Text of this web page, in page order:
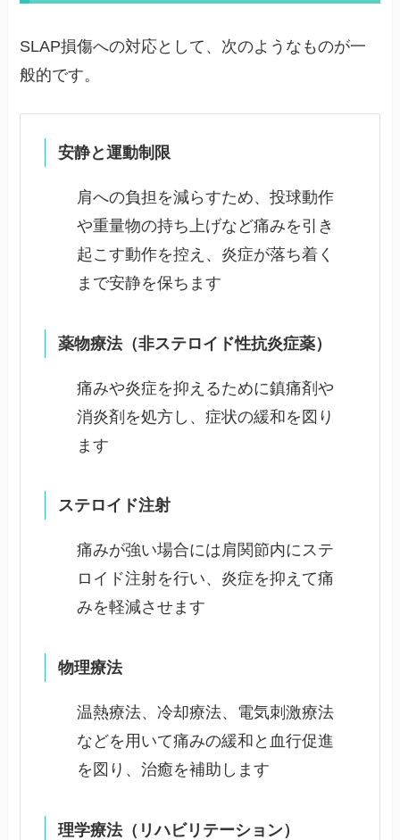
SLAP損傷への対応として、次のようなものが一
般的です。
安静と運動制限
肩への負担を減らすため、投球動作
や重量物の持ち上げなど痛みを引き
起こす動作を控え、炎症が落ち着く
まで安静を保ちます
薬物療法（非ステロイド性抗炎症薬）
痛みや炎症を抑えるために鎮痛剤や
消炎剤を処方し、症状の緩和を図り
ます
ステロイド注射
痛みが強い場合には肩関節内にステ
ロイド注射を行い、炎症を抑えて痛
みを軽減させます
物理療法
温熱療法、冷却療法、電気刺激療法
などを用いて痛みの緩和と血行促進
を図り、治癒を補助します
理学療法（リハビリテーション）